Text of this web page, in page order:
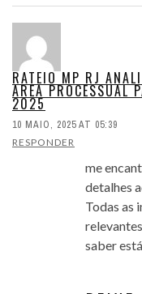
RATEIO MP RJ
AREA PROCESSUAL
2025
10 MAIO, 2025 AT 05:39
RESPONDER
me
detalhes
Todas as
saber